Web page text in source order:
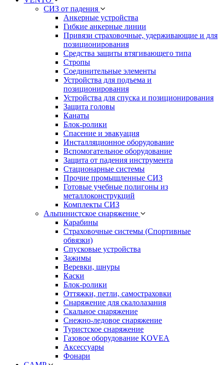
СИЗ от падения
Анкерные устройства
Гибкие анкерные линии
Привязи страховочные, удерживающие и для
позиционирования
Средства защиты втягивающего типа
Стропы
Соединительные элементы
Устройства для подъема и
позиционирования
Устройства для спуска и позиционирования
Защита головы
Канаты
Блок-ролики
Спасение и эвакуация
Инсталляционное оборудование
Вспомогательное оборудование
Защита от падения инструмента
Стационарные системы
Прочие промышленные СИЗ
Готовые учебные полигоны из
металлоконструкций
Комплекты СИЗ
Альпинистское снаряжение
Карабины
Страховочные системы (Спортивные
обвязки)
Спусковые устройства
Зажимы
Веревки, шнуры
Каски
Блок-ролики
Оттяжки, петли, самостраховки
Снаряжение для скалолазания
Скальное снаряжение
Снежно-ледовое снаряжение
Туристское снаряжение
Газовое оборудование KOVEA
Аксессуары
Фонари